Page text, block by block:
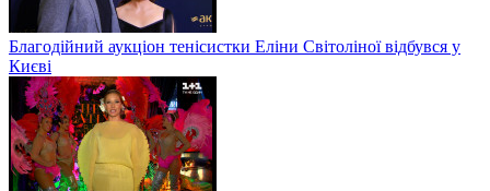
Благодійний аукціон тенісистки Еліни Світоліної відбувся у
Києві